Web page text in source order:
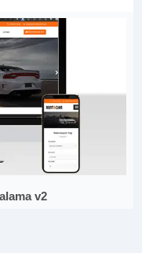
v2